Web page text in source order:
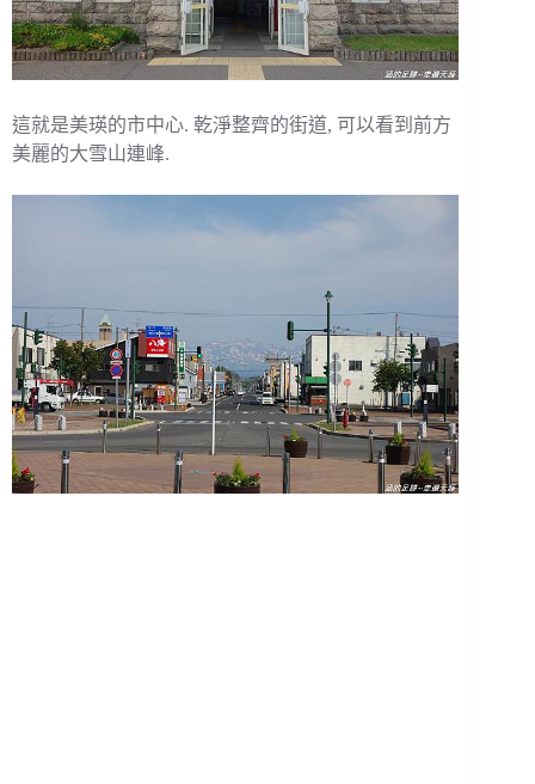
這就是美瑛的市中心. 乾淨整齊的街道, 可以看到前方
美麗的大雪山連峰.